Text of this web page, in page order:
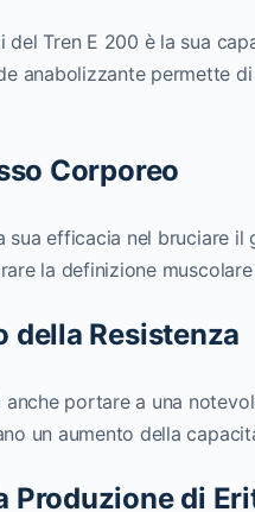
del Tren E 200 è la sua
anabolizzante permette
Corporeo
sua efficacia nel bruciare
la definizione
della Resistenza
portare a una
un aumento della
Produzione di